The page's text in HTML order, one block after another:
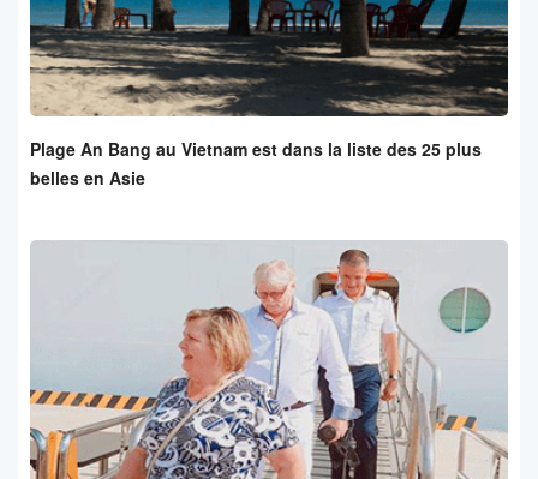
Plage An Bang au Vietnam est dans la liste des 25 plus
belles en Asie